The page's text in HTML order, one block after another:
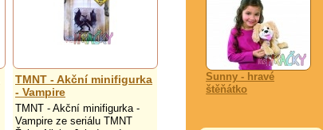
Sunny - hravé
štěňátko
TMNT - Akční minifigurka
- Vampire
TMNT - Akční minifigurka -
Vampire ze seriálu TMNT